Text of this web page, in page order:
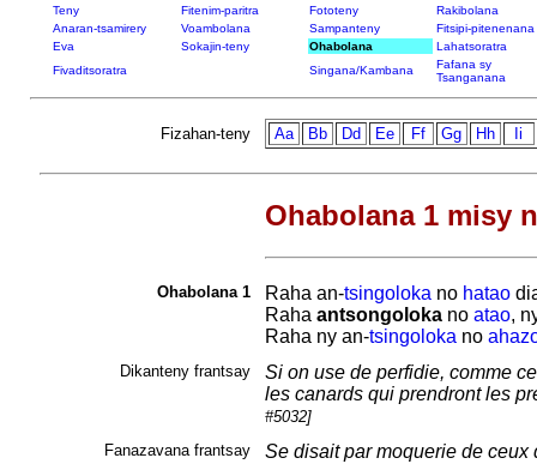
Teny Fitenim-paritra Fototeny
Rakibolana
Anaran-tsamirery
Voambolana Sampanteny
Fitsipi-pitenenana
Eva
Sokajin-teny Ohabolana
Lahatsoratra
Fivaditsoratra
Singana/Kambana
Fafana sy
Tsanganana
Fizahan-teny Aa Bb Dd Ee Ff Gg Hh Ii
Ohabolana 1 misy
Ohabolana 1 Raha an-tsingoloka no hatao
Raha antsongolokano atao,
Raha ny an-tsingoloka no
Dikanteny frantsay
Si on use de perfidie, comme
les canards qui prendront les
#5032]
Fanazavana frantsay
Se disait par moquerie de